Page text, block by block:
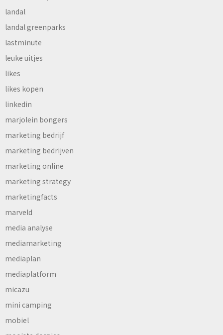
landal
landal greenparks
lastminute
leuke uitjes
likes
likes kopen
linkedin
marjolein bongers
marketing bedrijf
marketing bedrijven
marketing online
marketing strategy
marketingfacts
marveld
media analyse
mediamarketing
mediaplan
mediaplatform
micazu
mini camping
mobiel